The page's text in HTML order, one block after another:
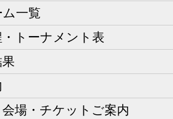
一覧
トーナメント表
果
場・チケットご案内